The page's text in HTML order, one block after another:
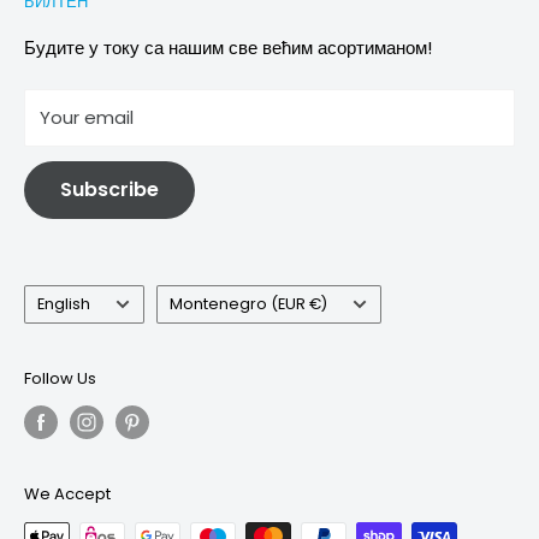
Images & references
Политика отказивања
Услови
Информације о електричној и електронској опреми
Будите у току са нашим све већим асортиманом!
Your email
Subscribe
Language
English Country/region
Montenegro (EUR €)
Follow Us
We Accept